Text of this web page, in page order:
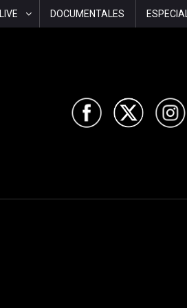
LIVE DOCUMENTALES